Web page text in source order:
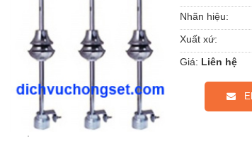
Nhãn hiệu:
Xuất xứ:
Giá: Liên hệ